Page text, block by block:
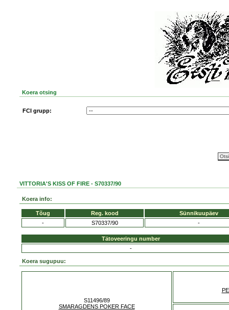
Koera otsing
FCI grupp:
VITTORIA'S KISS OF FIRE - S70337/90
Koera info:
Tõug Reg. kood
Sünnikuupäev
-
S70337/90 -
Tätoveeringu number
-
Koera sugupuu:
S11496/89
SMARAGDENS POKER FACE